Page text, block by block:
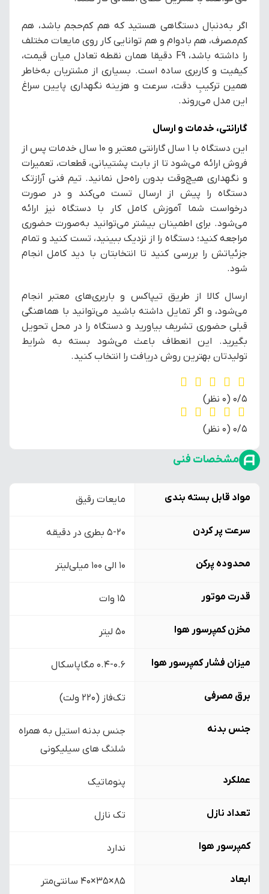
اگر به‌دنبال دستگاهی هستید که هم کم‌حجم باشد، هم
کم‌مصرف، هم بادوام و هم توانایی کار روی مایعات مختلف
را داشته باشد، F9 دقیقا همان نقطه تعادل میان قیمت،
کیفیت و کاربری ساده است. بسیاری از مشتریان به‌خاطر
همین ترکیبِ دقت، سرعت و هزینه نگهداری پایین سراغ
این مدل می‌روند.
گارانتی، خدمات و ارسال
این دستگاه با ۱ سال گارانتی معتبر و ۱۰ سال خدمات پس از
فروش ارائه می‌شود تا از بابت پشتیبانی، قطعات، تعمیرات
و نگهداری هیچ‌وقت بدون راه‌حل نمانید. تیم فنی آرازتک
دستگاه را پیش از ارسال تست می‌کند و در صورت
درخواست شما آموزش کامل کار با دستگاه نیز ارائه
می‌شود. برای اطمینان بیشتر می‌توانید به‌صورت حضوری
مراجعه کنید؛ دستگاه را از نزدیک ببینید، تست کنید و تمام
جزئیاتش را بررسی کنید تا انتخابتان با دید کامل انجام
شود.
ارسال کالا از طریق تیپاکس و باربری‌های معتبر انجام
می‌شود، و اگر تمایل داشته باشید می‌توانید با هماهنگی
قبلی حضوری تشریف بیاورید و دستگاه را در محل تحویل
بگیرید. این انعطاف باعث می‌شود بسته به شرایط
تولیدتان بهترین روش دریافت را انتخاب کنید.
‫0/5 ‫(0 نظر)
‫0/5 ‫(0 نظر)
مشخصات فنی
مواد قابل بسته بندی مایعات رقیق
سرعت پر کردن 5-20 بطری در دقیقه
محدوده پرکن 10 الی 100 میلی‌لیتر
قدرت موتور 15 وات
مخزن کمپرسور هوا 50 لیتر
میزان فشار کمپرسور هوا 0.4-0.6 مگاپاسکال
برق مصرفی تک‌فاز (220 ولت)
جنس بدنه
جنس بدنه استیل به همراه
شلنگ های سیلیکونی
عملکرد پنوماتیک
تعداد نازل تک نازل
کمپرسور هوا ندارد
ابعاد 85×35×40 سانتی‌متر